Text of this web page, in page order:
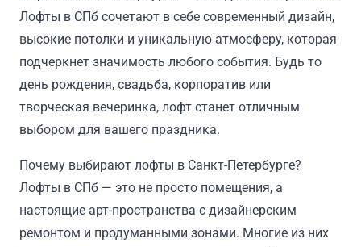
Лофты в СПб сочетают в себе современный дизайн,
высокие потолки и уникальную атмосферу, которая
подчеркнет значимость любого события. Будь то
день рождения, свадьба, корпоратив или
творческая вечеринка, лофт станет отличным
выбором для вашего праздника.
Почему выбирают лофты в Санкт-Петербурге?
Лофты в СПб — это не просто помещения, а
настоящие арт-пространства с дизайнерским
ремонтом и продуманными зонами. Многие из них